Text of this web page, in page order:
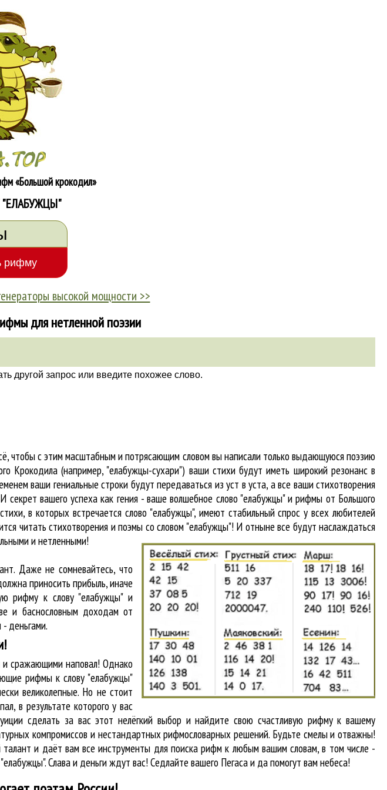
«Большой крокодил»
"ЕЛАБУЖЦЫ"
высокой мощности >>
для нетленной поэзии
другой запрос или введите похожее слово.
чтобы с этим масштабным и потрясающим словом вы написали только выдающуюся поэзию
Крокодила (например, "елабужцы-сухари") ваши стихи будут иметь широкий резонанс в
ваши гениальные строки будут передаваться из уст в уста, а все ваши стихотворения
секрет вашего успеха как гения - ваше волшебное слово "елабужцы" и рифмы от Большого
в которых встречается слово "елабужцы", имеют стабильный спрос у всех любителей
читать стихотворения и поэмы со словом "елабужцы"! И отныне все будут наслаждаться
и нетленными!
Даже не сомневайтесь, что
приносить прибыль, иначе
рифму к слову "елабужцы" и
и баснословным доходам от
деньгами.
сражающими наповал! Однако
рифмы к слову "елабужцы"
великолепные. Но не стоит
в результате которого у вас
сделать за вас этот нелёгкий выбор и найдите свою счастливую рифму к вашему
компромиссов и нестандартных рифмословарных решений. Будьте смелы и отважны!
и даёт вам все инструменты для поиска рифм к любым вашим словам, в том числе -
Слава и деньги ждут вас! Седлайте вашего Пегаса и да помогут вам небеса!